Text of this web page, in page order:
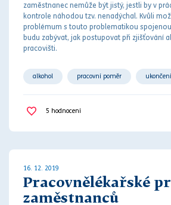
zaměstnanec nemůže být jistý, jestli by v
kontrole náhodou tzv. nenadýchal. Kvůli
problémum s touto problematikou
budu zabývat, jak postupovat při zjišťování
pracovišti.
alkohol pracovní poměr
5 hodnocení
16. 12. 2019
Pracovnělékařské
zaměstnanců